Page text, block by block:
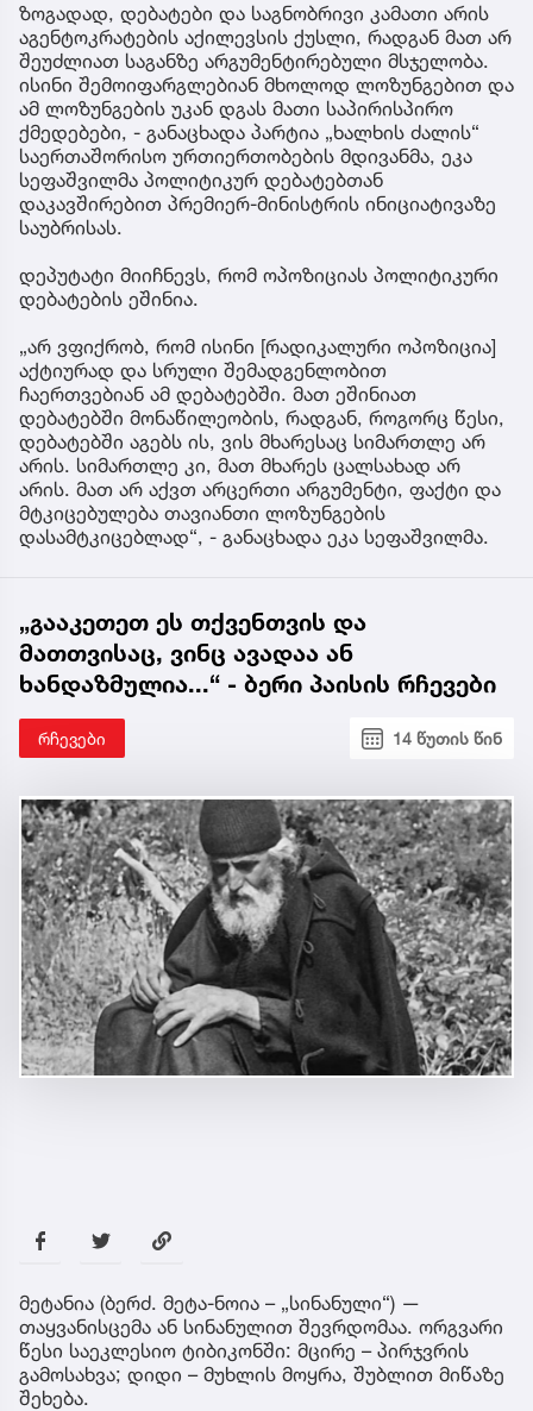
ზოგადად, დებატები და საგნობრივი კამათი არის
აგენტოკრატების აქილევსის ქუსლი, რადგან მათ არ
შეუძლიათ საგანზე არგუმენტირებული მსჯელობა.
ისინი შემოიფარგლებიან მხოლოდ ლოზუნგებით და
ამ ლოზუნგების უკან დგას მათი საპირისპირო
ქმედებები, - განაცხადა პარტია „ხალხის ძალის“
საერთაშორისო ურთიერთობების მდივანმა, ეკა
სეფაშვილმა პოლიტიკურ დებატებთან
დაკავშირებით პრემიერ-მინისტრის ინიციატივაზე
საუბრისას.
დეპუტატი მიიჩნევს, რომ ოპოზიციას პოლიტიკური
დებატების ეშინია.
„არ ვფიქრობ, რომ ისინი [რადიკალური ოპოზიცია]
აქტიურად და სრული შემადგენლობით
ჩაერთვებიან ამ დებატებში. მათ ეშინიათ
დებატებში მონაწილეობის, რადგან, როგორც წესი,
დებატებში აგებს ის, ვის მხარესაც სიმართლე არ
არის. სიმართლე კი, მათ მხარეს ცალსახად არ
არის. მათ არ აქვთ არცერთი არგუმენტი, ფაქტი და
მტკიცებულება თავიანთი ლოზუნგების
დასამტკიცებლად“, - განაცხადა ეკა სეფაშვილმა.
„გააკეთეთ ეს თქვენთვის და
მათთვისაც, ვინც ავადაა ან
ხანდაზმულია...“ - ბერი პაისის რჩევები
რჩევები 14 წუთის წინ
მეტანია (ბერძ. მეტა-ნოია – „სინანული“) —
თაყვანისცემა ან სინანულით შევრდომაა. ორგვარი
წესი საეკლესიო ტიბიკონში: მცირე – პირჯვრის
გამოსახვა; დიდი – მუხლის მოყრა, შუბლით მიწაზე
შეხება.